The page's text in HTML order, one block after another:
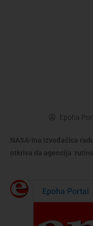
Epoha
NASA-ina izvođačica
otkriva da agencija